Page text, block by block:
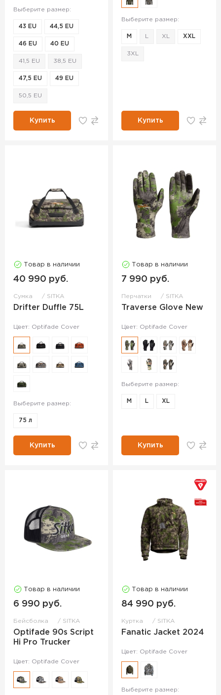
Выберите размер:
43 EU 44,5 EU
46 EU 40 EU
41,5 EU 38,5 EU
47,5 EU 49 EU
50,5 EU
Купить
Выберите размер:
M XL XXL
3XL
Купить
Товар в наличии
40 990 руб.
Сумка SITKA
Drifter Duffle 75L
Цвет: Optifade Cover
Выберите размер:
75 л
Купить
Товар в наличии
7 990 руб.
Перчатки SITKA
Traverse Glove New
Цвет: Optifade Cover
Выберите размер:
M L XL
Купить
Товар в наличии
6 990 руб.
Бейсболка SITKA
Optifade 90s Script
Hi Pro Trucker
Цвет: Optifade Cover
Товар в наличии
84 990 руб.
Куртка SITKA
Fanatic Jacket 2024
Цвет: Optifade Cover
Выберите размер: